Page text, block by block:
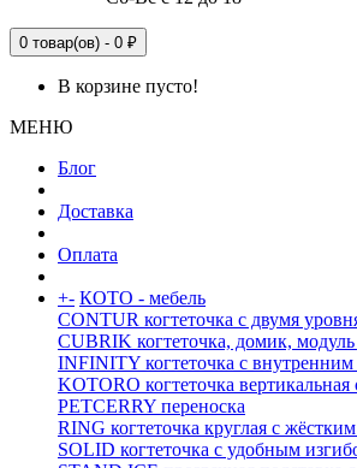
0 товар(ов) - 0 ₽
В корзине пусто!
МЕНЮ
Блог
Доставка
Оплата
+- КОТО - мебель
CONTUR когтеточка с двумя
CUBRIK когтеточка, домик,
INFINITY когтеточка с
KOTORO когтеточка
PETCERRY переноска
RING когтеточка круглая с
SOLID когтеточка с удобным